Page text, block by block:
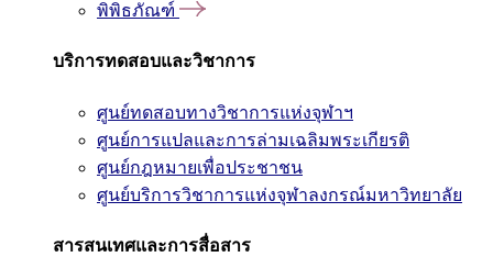
พิพิธภัณฑ์
บริการทดสอบและวิชาการ
ศูนย์ทดสอบทางวิชาการแห่งจุฬาฯ
ศูนย์การแปลและการล่ามเฉลิมพระเกียรติ
ศูนย์กฎหมายเพื่อประชาชน
ศูนย์บริการวิชาการแห่งจุฬาลงกรณ์มหาวิทยาลัย
สารสนเทศและการสื่อสาร